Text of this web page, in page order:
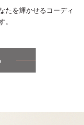
たを輝かせるコーディ
。